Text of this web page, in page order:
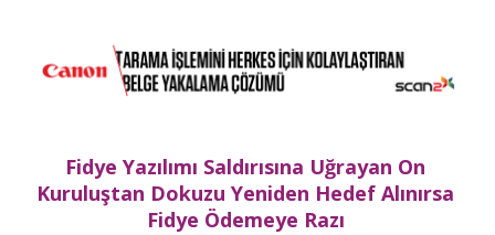
Fidye Yazılımı Saldırısına Uğrayan On
Kuruluştan Dokuzu Yeniden Hedef Alınırsa
Fidye Ödemeye Razı